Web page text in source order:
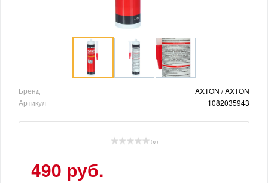
Бренд
AXTON / AXTON
Артикул
1082035943
( 0 )
490 руб.